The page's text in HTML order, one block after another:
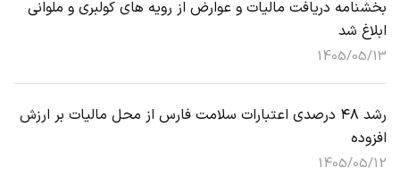
بخشنامه دریافت مالیات و عوارض از رویه های کولبری و ملوانی
ابلاغ شد
1405/05/13
رشد ۴۸ درصدی اعتبارات سلامت فارس از محل مالیات بر ارزش
افزوده
1405/05/12